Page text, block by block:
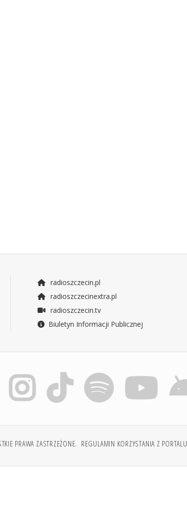
radioszczecin.pl
radioszczecinextra.pl
radioszczecin.tv
Biuletyn Informacji Publicznej
PRAWA ZASTRZEŻONE. REGULAMIN KORZYSTANIA Z PORTALU